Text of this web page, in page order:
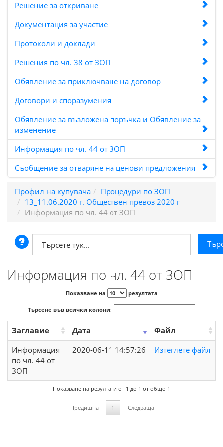
Решение за откриване
Документация за участие
Протоколи и доклади
Решения по чл. 38 от ЗОП
Обявление за приключване на договор
Договори и споразумения
Обявление за възложена поръчка и Обявление за
изменение
Информация по чл. 44 от ЗОП
Съобщение за отваряне на ценови предложения
Профил на купувача
Процедури по ЗОП
13_11.06.2020 г. Обществен превоз 2020 г
Информация по чл. 44 от ЗОП
Информация по чл. 44 от ЗОП
Показване на резултата
Търсене във всички колони:
Заглавие Дата
Файл
Информация
по чл. 44 от
ЗОП
2020-06-11 14:57:26 Изтеглете файл
Показване на резултати от 1 до 1 от общо 1
Предишна 1 Следваща